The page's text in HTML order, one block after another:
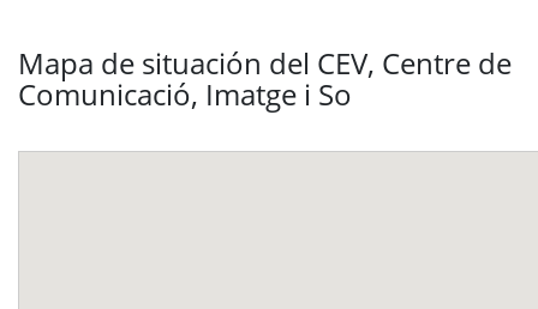
Mapa de situación del CEV, Centre de
Comunicació, Imatge i So